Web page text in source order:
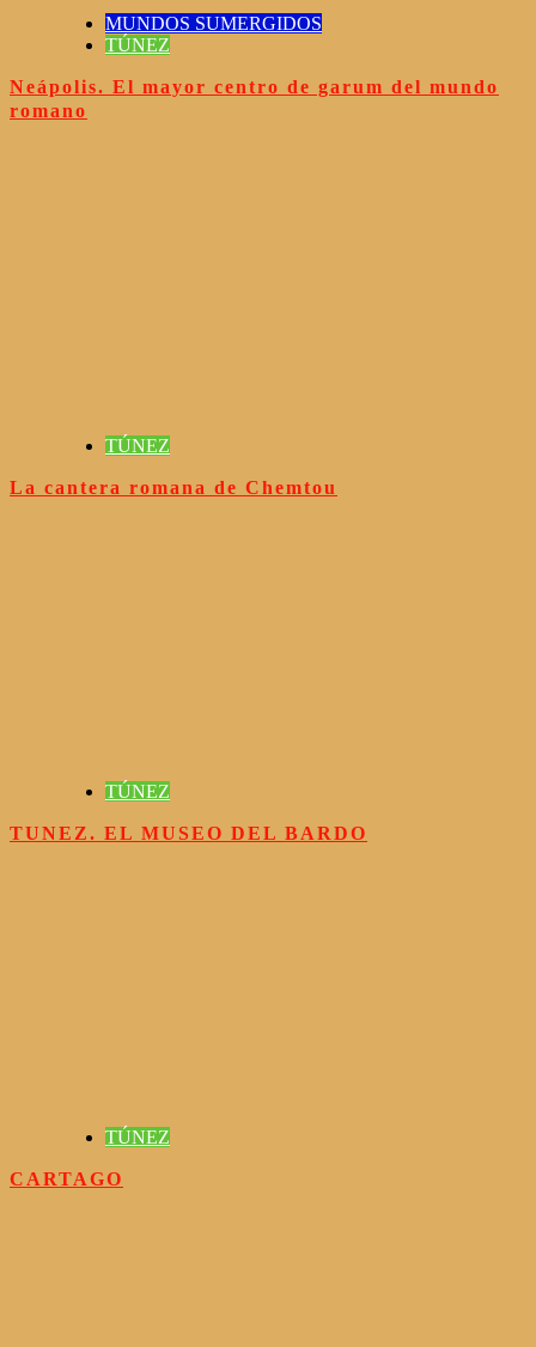
MUNDOS SUMERGIDOS
TÚNEZ
Neápolis. El mayor centro de garum del mundo
romano
TÚNEZ
La cantera romana de Chemtou
TÚNEZ
TUNEZ. EL MUSEO DEL BARDO
TÚNEZ
CARTAGO